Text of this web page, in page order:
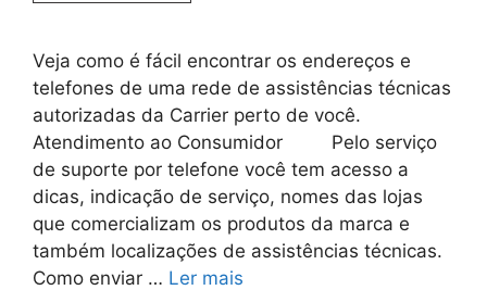
Veja como é fácil encontrar os endereços e
telefones de uma rede de assistências técnicas
autorizadas da Carrier perto de você.
Atendimento ao Consumidor Pelo serviço
de suporte por telefone você tem acesso a
dicas, indicação de serviço, nomes das lojas
que comercializam os produtos da marca e
também localizações de assistências técnicas.
Como enviar … Ler mais